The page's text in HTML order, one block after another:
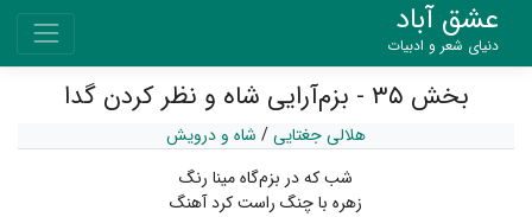
عشق آباد
دنیای شعر و ادبیات
بخش ۳۵ - بزم‌آرایی شاه و نظر کردن گدا
هلالی جغتایی/ شاه و درویش
شب که در بزم‌گاه مینا رنگ
زهره با چنگ راست کرد آهنگ